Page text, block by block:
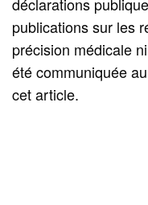
publications sur les
précision médicale
été communiquée
cet article.